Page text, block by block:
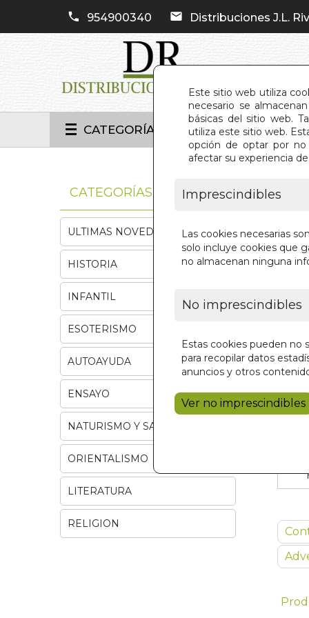
Este sitio web utiliza
necesario se
básicas del sitio web.
utiliza este sitio web.
opción de optar por no
afectar su experiencia
Imprescindibles
Las cookies necesarias
solo incluye cookies que
no almacenan ninguna
No imprescindibles
Estas cookies pueden no
para recopilar datos
anuncios y otros
Ver no imprescindibles
954900340 Distribuciones J.L.
CATEGORÍAS
CATEGORÍAS
ULTIMAS NOVEDADES
HISTORIA
INFANTIL
ESOTERISMO
AUTOAYUDA
ENSAYO
NATURISMO Y SALUD
ORIENTALISMO
LITERATURA
RELIGION